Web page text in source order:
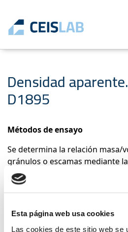
Esta página web usa cookies
Las cookies de este sitio web se
Densidad
D1895
Métodos de ensayo
Se determina la relación masa/
gránulos o escamas mediante
por una pequeña carga.
Productos a los que aplica
Plásticos reciclados: Poliéster